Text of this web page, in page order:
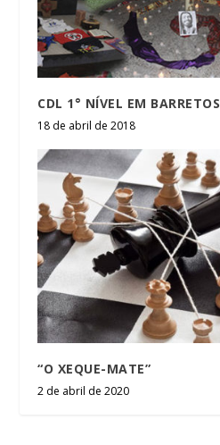
CDL 1° NÍVEL EM BARRETOS
18 de abril de 2018
“O XEQUE-MATE”
2 de abril de 2020